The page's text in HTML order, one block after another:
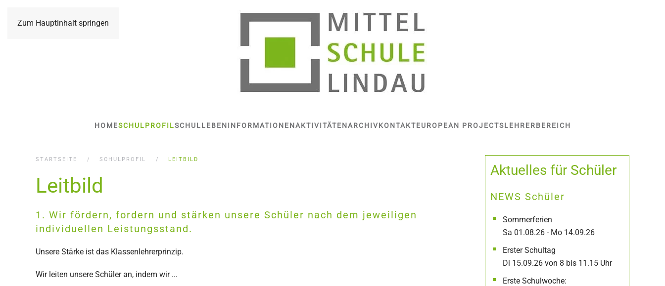
Zum Hauptinhalt springen
HOMESCHULPROFILSCHULLEBENINFORMATIONENAKTIVITÄTENARCHIVKONTAKTEUROPEAN PROJECTSLEHRERBEREICH
STARTSEITE SCHULPROFIL LEITBILD
Leitbild
1. Wir fördern, fordern und stärken unsere Schüler nach dem jeweiligen
individuellen Leistungsstand.
Unsere Stärke ist das Klassenlehrerprinzip.
Wir leiten unsere Schüler an, indem wir ...
Aktuelles für Schüler
NEWS Schüler
Sommerferien
Sa 01.08.26 - Mo 14.09.26
Erster Schultag
Di 15.09.26 von 8 bis 11.15 Uhr
Erste Schulwoche: